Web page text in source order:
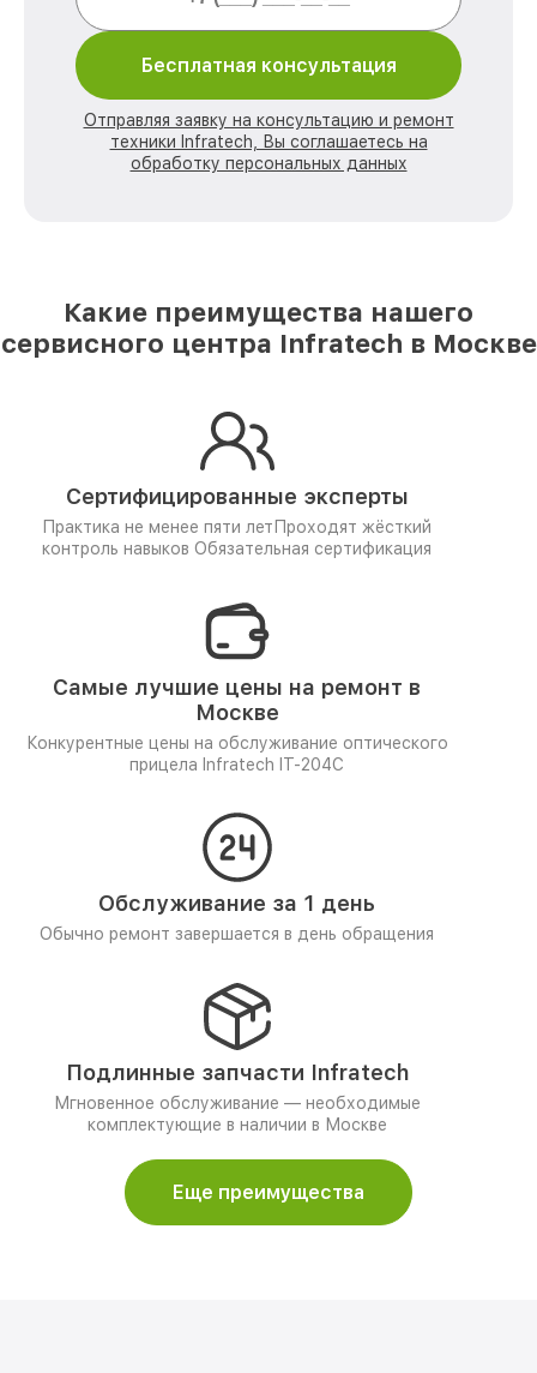
Бесплатная консультация
Отправляя заявку на консультацию и ремонт
техники Infratech, Вы соглашаетесь на
обработку персональных данных
Какие преимущества нашего
сервисного центра Infratech в Москве
Сертифицированные эксперты
Практика не менее пяти лет Проходят жёсткий
контроль навыков Обязательная сертификация
Самые лучшие цены на ремонт в
Москве
Конкурентные цены на обслуживание оптического
прицела Infratech IT-204C
Обслуживание за 1 день
Обычно ремонт завершается в день обращения
Подлинные запчасти Infratech
Мгновенное обслуживание — необходимые
комплектующие в наличии в Москве
Еще преимущества